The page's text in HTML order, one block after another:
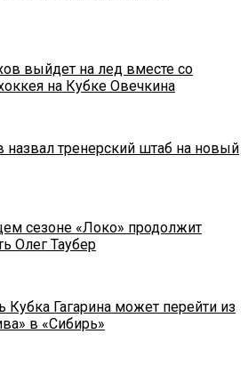
выйдет на лед вместе со
на Кубке Овечкина
назвал тренерский штаб на новый
сезоне «Локо» продолжит
Олег Таубер
Кубка Гагарина может перейти из
в «Сибирь»